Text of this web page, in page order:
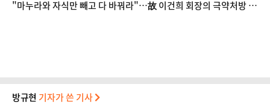
"마누라와 자식만 빼고 다 바꿔라"…故 이건희 회장의 극약처방 기
방규현 기자가 쓴 기사